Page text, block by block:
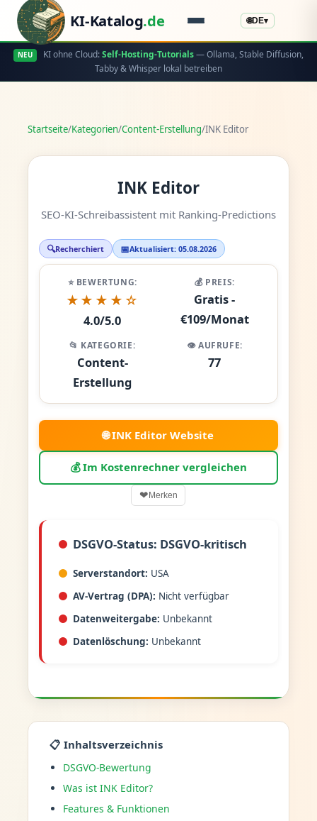
KI-Katalog.de 🌐DE▾
NEU KI ohne Cloud:Self-Hosting-Tutorials— Ollama, Stable Diffusion,
Tabby & Whisper lokal betreiben
Startseite/Kategorien/Content-Erstellung/INK Editor
INK Editor
SEO-KI-Schreibassistent mit Ranking-Predictions
🔍Recherchiert 📅Aktualisiert: 05.08.2026
⭐ BEWERTUNG:
★★★★☆
4.0/5.0
💰 PREIS:
Gratis -
€109/Monat
📂 KATEGORIE:
Content-
Erstellung
👁️ AUFRUFE:
77
🌐 INK Editor Website
💰 Im Kostenrechner vergleichen
❤Merken
DSGVO-Status: DSGVO-kritisch
Serverstandort: USA
AV-Vertrag (DPA): Nicht verfügbar
Datenweitergabe: Unbekannt
Datenlöschung: Unbekannt
📋 Inhaltsverzeichnis
DSGVO-Bewertung
Was ist INK Editor?
Features & Funktionen